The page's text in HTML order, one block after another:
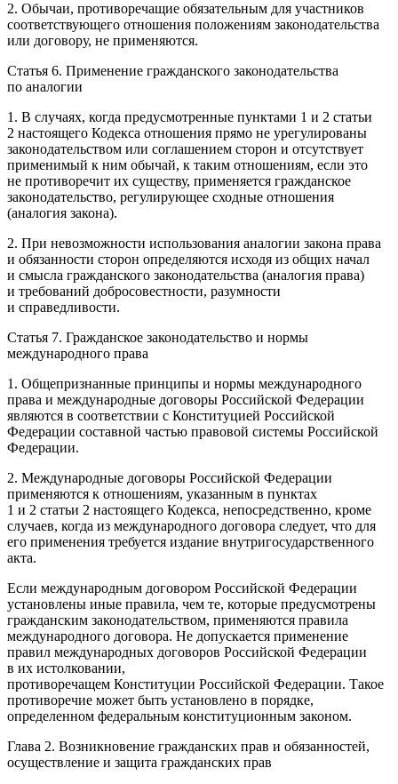
2. Обычаи, противоречащие обязательным для участников
соответствующего отношения положениям законодательства
или договору, не применяются.
Статья 6. Применение гражданского законодательства
по аналогии
1. В случаях, когда предусмотренные пунктами 1 и 2 статьи
2 настоящего Кодекса отношения прямо не урегулированы
законодательством или соглашением сторон и отсутствует
применимый к ним обычай, к таким отношениям, если это
не противоречит их существу, применяется гражданское
законодательство, регулирующее сходные отношения
(аналогия закона).
2. При невозможности использования аналогии закона права
и обязанности сторон определяются исходя из общих начал
и смысла гражданского законодательства (аналогия права)
и требований добросовестности, разумности
и справедливости.
Статья 7. Гражданское законодательство и нормы
международного права
1. Общепризнанные принципы и нормы международного
права и международные договоры Российской Федерации
являются в соответствии с Конституцией Российской
Федерации составной частью правовой системы Российской
Федерации.
2. Международные договоры Российской Федерации
применяются к отношениям, указанным в пунктах
1 и 2 статьи 2 настоящего Кодекса, непосредственно, кроме
случаев, когда из международного договора следует, что для
его применения требуется издание внутригосударственного
акта.
Если международным договором Российской Федерации
установлены иные правила, чем те, которые предусмотрены
гражданским законодательством, применяются правила
международного договора. Не допускается применение
правил международных договоров Российской Федерации
в их истолковании,
противоречащем Конституции Российской Федерации. Такое
противоречие может быть установлено в порядке,
определенном федеральным конституционным законом.
Глава 2. Возникновение гражданских прав и обязанностей,
осуществление и защита гражданских прав